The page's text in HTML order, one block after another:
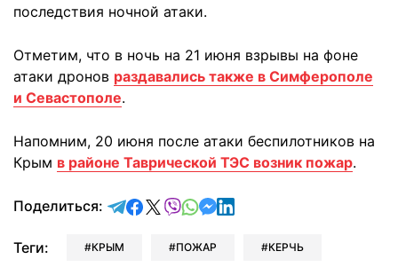
последствия ночной атаки.
Отметим, что в ночь на 21 июня взрывы на фоне
атаки дронов раздавались также в Симферополе
и Севастополе.
Напомним, 20 июня после атаки беспилотников на
Крым в районе Таврической ТЭС возник пожар.
Поделиться: отправить в Telegram
поделиться в Facebook
поделиться в X
отправить в Viber
отправить в Whatsapp
отправить в Messenger
отправить в LinkedIn
Теги: КРЫМ ПОЖАР КЕРЧЬ